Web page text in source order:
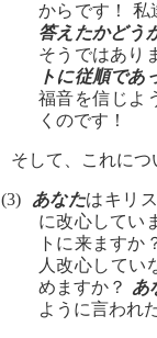
からです！ 私
答えたかどう
そうではあり
トに従順であ
福音を信じよ
くのです！
そして、これにつ
(3) あなたはキリ
に改心してい
トに来ますか
人改心してい
めますか？ あ
ように言われ